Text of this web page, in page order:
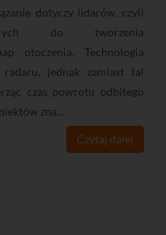
dotyczy lidarów, czyli
do tworzenia
otoczenia. Technologia
jednak zamiast fal
czas powrotu odbitego
zna...
Czytaj dalej